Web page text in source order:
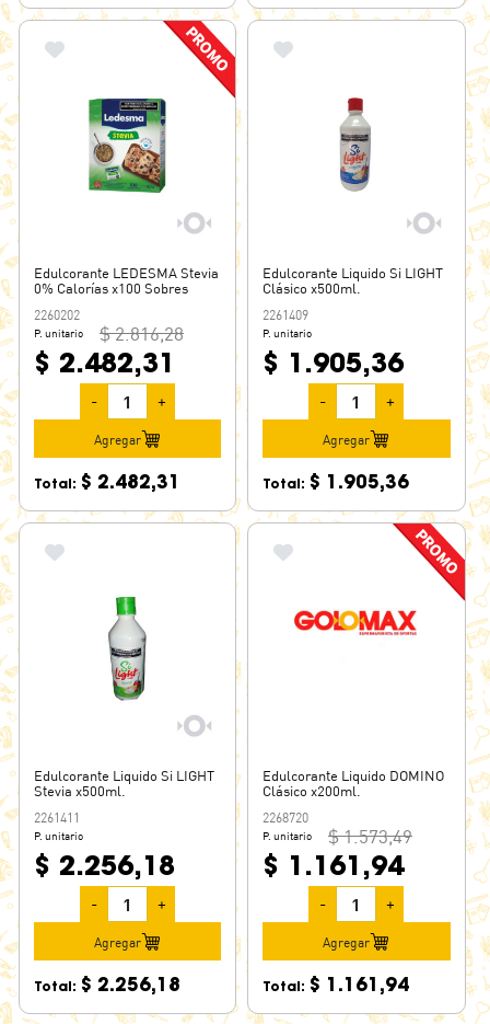
Edulcorante LEDESMA Stevia
0% Calorías x100 Sobres
2260202
P. unitario $ 2.816,28
$ 2.482,31
- +
Agregar
Total: $ 2.482,31
Edulcorante Liquido Si LIGHT
Clásico x500ml.
2261409
P. unitario
$ 1.905,36
- +
Agregar
Total: $ 1.905,36
Edulcorante Liquido Si LIGHT
Stevia x500ml.
2261411
P. unitario
$ 2.256,18
- +
Agregar
Total: $ 2.256,18
Edulcorante Liquido DOMINO
Clásico x200ml.
2268720
P. unitario $ 1.573,49
$ 1.161,94
- +
Agregar
Total: $ 1.161,94